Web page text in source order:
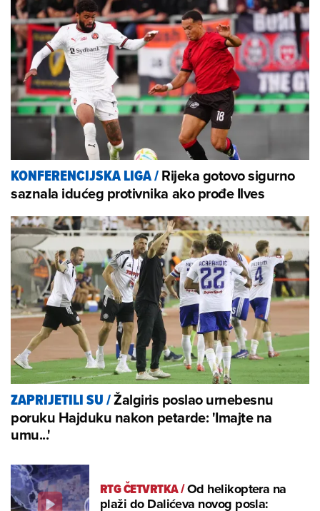
KONFERENCIJSKA LIGA/Rijeka gotovo sigurno
saznala idućeg protivnika ako prođe Ilves
ZAPRIJETILI SU/Žalgiris poslao urnebesnu
poruku Hajduku nakon petarde: 'Imajte na
umu...'
RTG ČETVRTKA/Od helikoptera na
plaži do Dalićeva novog posla: